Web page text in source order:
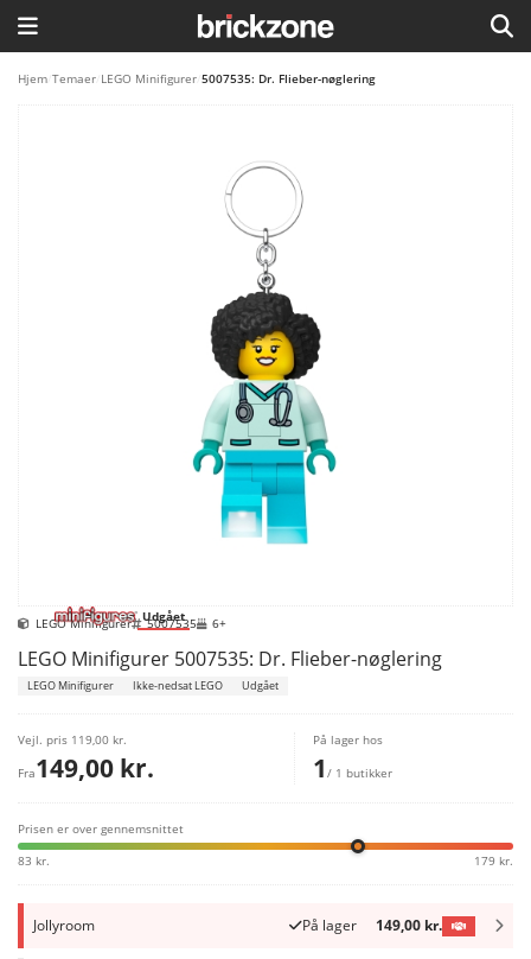
HJEM
Hjem Temaer LEGO Minifigurer 5007535: Dr. Flieber-nøglering
Udgået
LEGO Minifigurer 5007535 6+
LEGO Minifigurer 5007535: Dr. Flieber-nøglering
LEGO Minifigurer Ikke-nedsat LEGO Udgået
Vejl. pris 119,00 kr.
Fra149,00 kr.
På lager hos
1 / 1 butikker
Prisen er over gennemsnittet
83 kr. 179 kr.
Jollyroom På lager 149,00 kr.